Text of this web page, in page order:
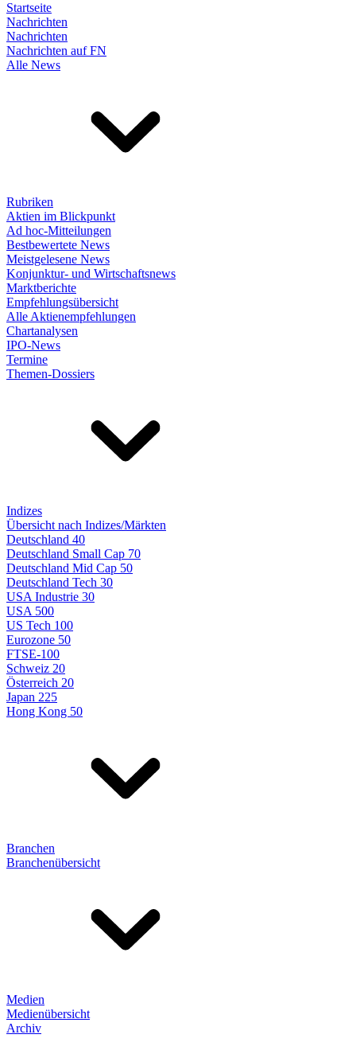
Startseite
Nachrichten
Nachrichten
Nachrichten auf FN
Alle News
Rubriken
Aktien im Blickpunkt
Ad hoc-Mitteilungen
Bestbewertete News
Meistgelesene News
Konjunktur- und Wirtschaftsnews
Marktberichte
Empfehlungsübersicht
Alle Aktienempfehlungen
Chartanalysen
IPO-News
Termine
Themen-Dossiers
Indizes
Übersicht nach Indizes/Märkten
Deutschland 40
Deutschland Small Cap 70
Deutschland Mid Cap 50
Deutschland Tech 30
USA Industrie 30
USA 500
US Tech 100
Eurozone 50
FTSE-100
Schweiz 20
Österreich 20
Japan 225
Hong Kong 50
Branchen
Branchenübersicht
Medien
Medienübersicht
Archiv